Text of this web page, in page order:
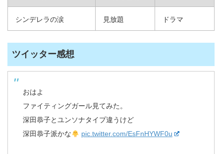
シンデレラの涙 見放題 ドラマ
ツイッター感想
おはよ
ファイティングガール見てみた。
深田恭子とユンソナタイプ違うけど
深田恭子派かな
pic.twitter.com/EsFnHYWF0u